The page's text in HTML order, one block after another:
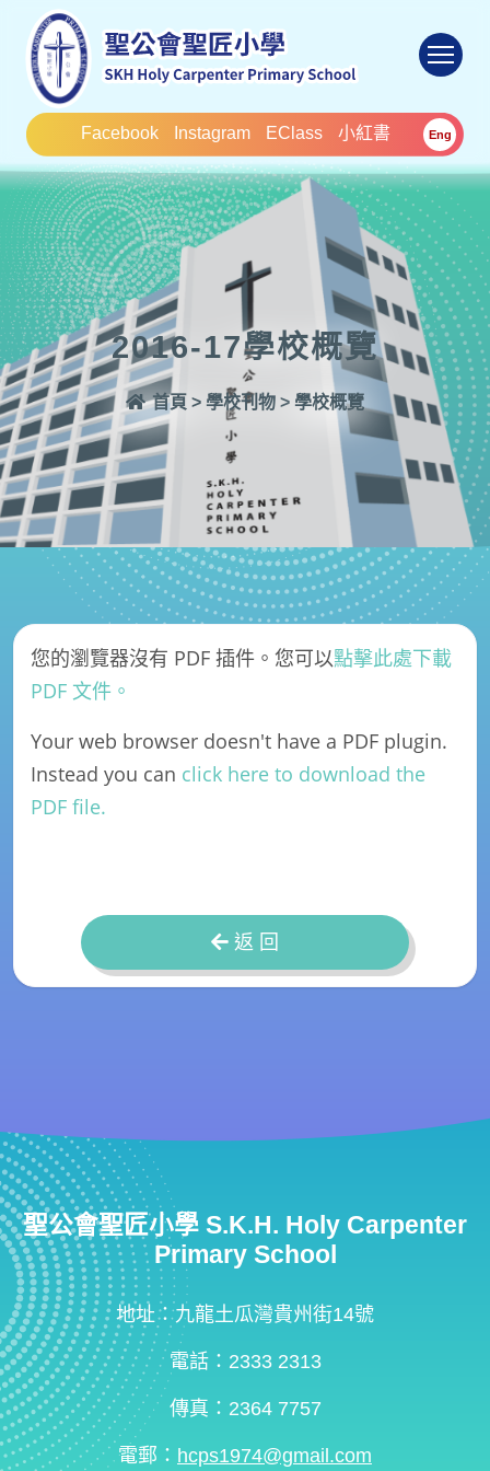
Facebook Instagram EClass 小紅書 Eng
2016-17學校概覽
首頁 > 學校刊物 > 學校概覽
您的瀏覽器沒有 PDF 插件。您可以點擊此處下載
PDF 文件。
Your web browser doesn't have a PDF plugin.
Instead you can click here to download the
PDF file.
返 回
聖公會聖匠小學 S.K.H. Holy Carpenter
Primary School
地址：九龍土瓜灣貴州街14號
電話：2333 2313
傳真：2364 7757
電郵： hcps1974@gmail.com